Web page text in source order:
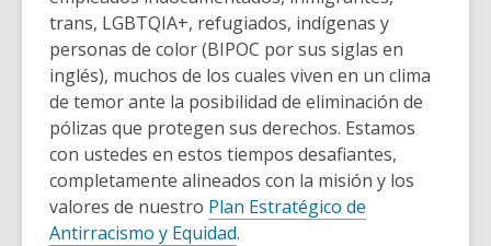
trans, LGBTQIA+, refugiados, indígenas y
personas de color (BIPOC por sus siglas en
inglés), muchos de los cuales viven en un clima
de temor ante la posibilidad de eliminación de
pólizas que protegen sus derechos. Estamos
con ustedes en estos tiempos desafiantes,
completamente alineados con la misión y los
valores de nuestro Plan Estratégico de
Antirracismo y Equidad.